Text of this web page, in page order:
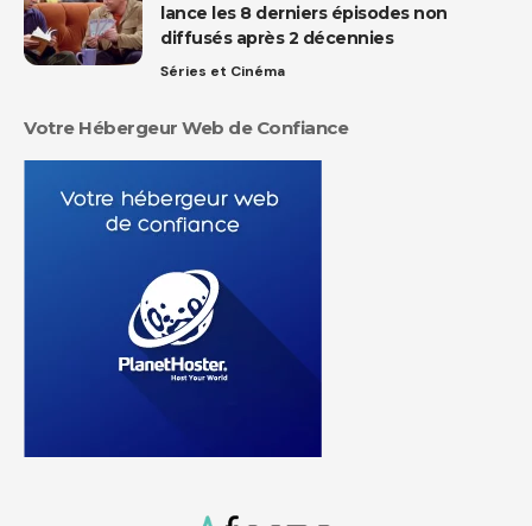
lance les 8 derniers épisodes non
diffusés après 2 décennies
Séries et Cinéma
Votre Hébergeur Web de Confiance